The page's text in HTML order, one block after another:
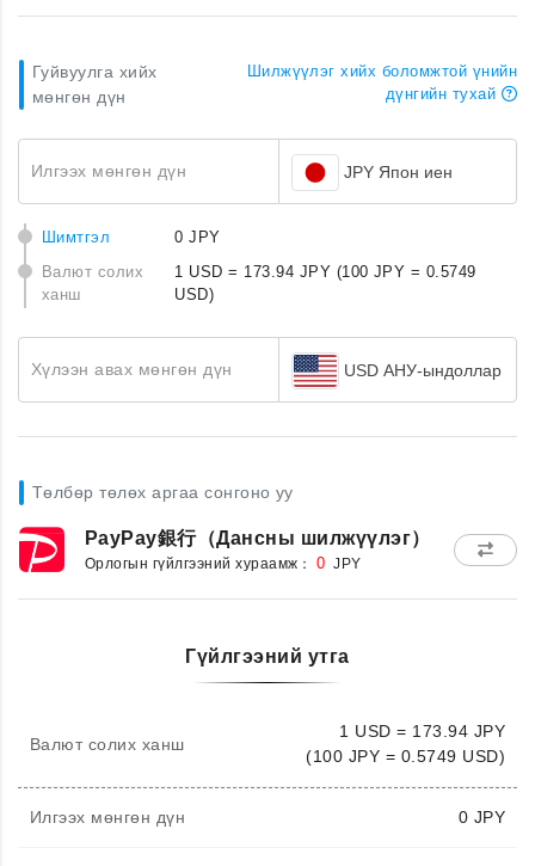
Гуйвуулга хийх
мөнгөн дүн
Шилжүүлэг хийх боломжтой үнийн
дүнгийн тухай
Илгээх мөнгөн дүн JPY Япон иен
Шимтгэл
0 JPY
Валют солих
ханш
1 USD = 173.94 JPY (100 JPY = 0.5749
USD)
Хүлээн авах мөнгөн дүн USD АНУ-ындоллар
Төлбөр төлөх аргаа сонгоно уу
PayPay銀行（Дансны шилжүүлэг）
Орлогын гүйлгээний хураамж： 0 JPY
Гүйлгээний утга
Валют солих ханш
1 USD = 173.94 JPY
(100 JPY = 0.5749 USD)
Илгээх мөнгөн дүн 0 JPY